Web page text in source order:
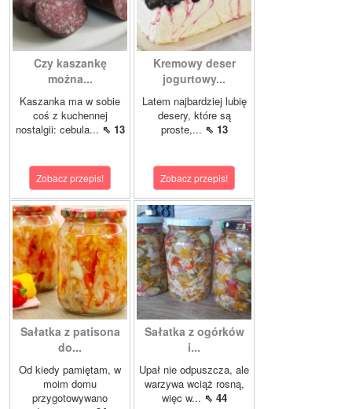
Czy kaszankę
można...
Kaszanka ma w sobie
coś z kuchennej
nostalgii: cebula... ⇖ 13
Zobacz przepis!
Kremowy deser
jogurtowy...
Latem najbardziej lubię
desery, które są
proste,... ⇖ 13
Zobacz przepis!
Sałatka z patisona
do...
Od kiedy pamiętam, w
moim domu
przygotowywano
Sałatka z ogórków
i...
Upał nie odpuszcza, ale
warzywa wciąż rosną,
więc w... ⇖ 44